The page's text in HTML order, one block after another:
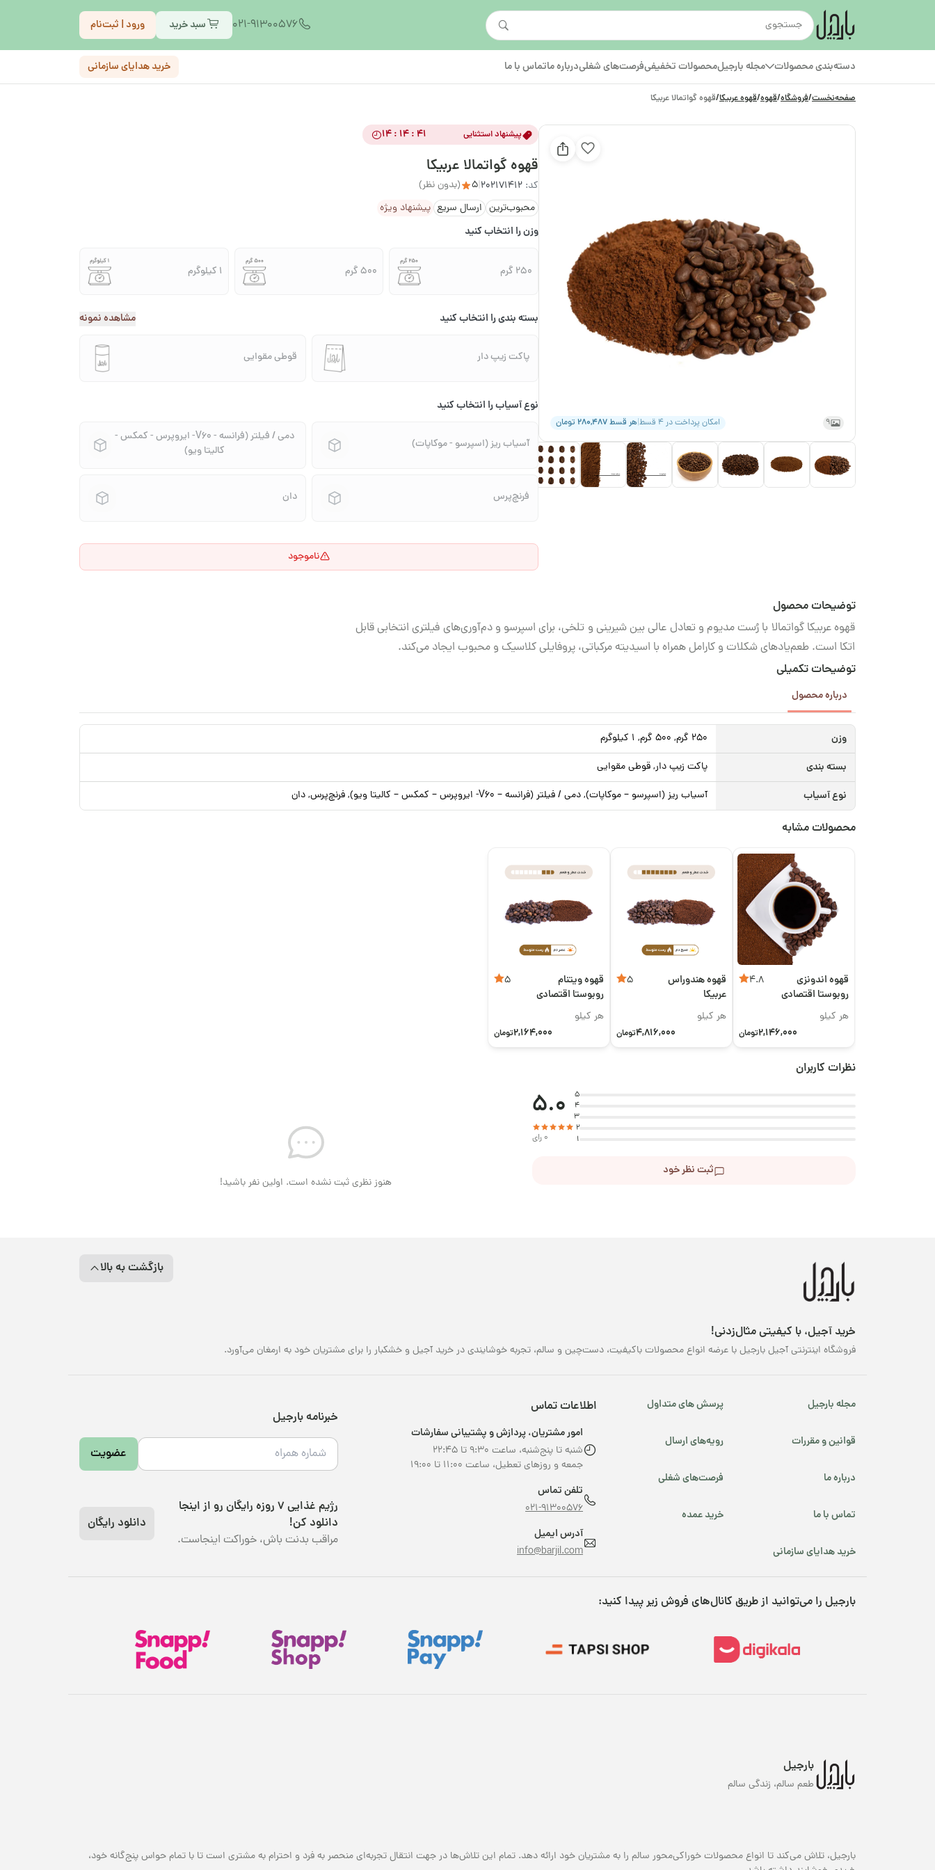
021-91300576 سبد خرید ورود | ثبت‌نام
دسته‌بندی محصولات مجله بارجیلمحصولات تخفیفیفرصت‌های شغلیدرباره ماتماس با ما خرید هدایای سازمانی
صفحه‌نخست/فروشگاه/قهوه/قهوه عربیکا/قهوه گواتمالا عربیکا
9 امکان پرداخت در ۴ قسط |هر قسط۲۸۰,۴۸۷ تومان
14 : 14 : 41 پیشنهاد استثنایی
قهوه گواتمالا عربیکا
کد: 202171412
|
5
(بدون نظر)
محبوب‌ترین ارسال سریع پیشنهاد ویژه
وزن را انتخاب کنید
250 گرم 500 گرم 1 کیلوگرم
بسته بندی را انتخاب کنید مشاهده نمونه
پاکت زیپ دار قوطی مقوایی
نوع آسیاب را انتخاب کنید
آسیاب ریز (اسپرسو - موکاپات)
دمی / فیلتر (فرانسه - V60- ایروپرس - کمکس -
کالیتا ویو)
فرنچ‌پرس دان
ناموجود
توضیحات محصول
قهوه عربیکا گواتمالا با رُست مدیوم و تعادل عالی بین شیرینی و تلخی، برای اسپرسو و دم‌آوری‌های فیلتری انتخابی قابل
اتکا است. طعم‌یادهای شکلات و کارامل همراه با اسیدیته مرکباتی، پروفایلی کلاسیک و محبوب ایجاد می‌کند.
توضیحات تکمیلی
درباره محصول
وزن 250 گرم, 500 گرم, 1 کیلوگرم
بسته بندی پاکت زیپ دار, قوطی مقوایی
نوع آسیاب آسیاب ریز (اسپرسو – موکاپات), دمی / فیلتر (فرانسه – V60- ایروپرس – کمکس – کالیتا ویو), فرنچ‌پرس, دان
محصولات مشابه
قهوه اندونزی
روبوستا اقتصادی
4.8
هر کیلو
2,146,000تومان
قهوه هندوراس
عربیکا
5
هر کیلو
4,816,000تومان
قهوه ویتنام
روبوستا اقتصادی
5
هر کیلو
2,164,000تومان
نظرات کاربران
5
4
3
2
1
5.0
0 رای
ثبت نظر خود
هنوز نظری ثبت نشده است. اولین نفر باشید!
بازگشت به بالا
خرید آجیل، با کیفیتی مثال‌زدنی!
فروشگاه اینترنتی آجیل بارجیل با عرضه انواع محصولات باکیفیت، دست‌چین و سالم، تجربه خوشایندی در خرید آجیل و خشکبار را برای مشتریان خود به ارمغان می‌آورد.
مجله بارجیل پرسش های متداول
قوانین و مقررات رویه‌های ارسال
درباره ما فرصت‌های شغلی
تماس با ما خرید عمده
خرید هدایای سازمانی
اطلاعات تماس
امور مشتریان، پردازش و پشتیبانی سفارشات
شنبه تا پنج‌شنبه، ساعت ۹:۳۰ تا ۲۲:۴۵
جمعه و روزهای تعطیل، ساعت ۱۱:۰۰ تا ۱۹:۰۰
تلفن تماس
021-91300576
آدرس ایمیل
info@barjil.com
خبرنامه بارجیل
عضویت
رژیم غذایی 7 روزه رایگان رو از اینجا
دانلود کن!
مراقب بدنت باش، خوراکت اینجاست.
دانلود رایگان
بارجیل را می‌توانید از طریق کانال‌های فروش زیر پیدا کنید:
بارجیل
طعم سالم، زندگی سالم
بارجیل، تلاش می‌کند تا انواع محصولات خوراکی‌محور سالم را به مشتریان خود ارائه دهد. تمام این تلاش‌ها در جهت انتقال تجربه‌ای منحصر به فرد و احترام به مشتری است تا با تمام حواس پنج‌گانه خود،